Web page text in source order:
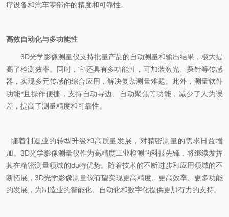
疗设备和汽车零部件的精度和可靠性。
高效自动化与多功能性
3D光学影像测量仪支持批量产品的自动测量和输出结果，极大提
高了检测效率。同时，它还具有多功能性，可加装激光、探针等传感
器，实现多元传感的综合应用，解决复杂测量难题。此外，测量软件
功能*且操作便捷，支持自动寻边、自动聚焦等功能，减少了人为误
差，提高了测量精度和可靠性。
随着制造业的转型升级和高质量发展，对精密测量的需求日益增
加。3D光学影像测量仪作为高精度工业检测的科技先锋，将继续发挥
其在精密测量领域的du特优势。随着技术的不断进步和应用领域的不
断拓展，3D光学影像测量仪有望实现更高精度、更高效率、更多功能
的发展，为制造业的智能化、自动化和数字化提供更加有力的支持。